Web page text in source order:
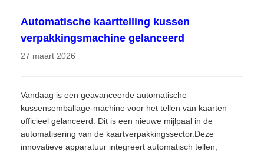
Automatische kaarttelling kussen
verpakkingsmachine gelanceerd
27 maart 2026
Vandaag is een geavanceerde automatische
kussensemballage-machine voor het tellen van kaarten
officieel gelanceerd. Dit is een nieuwe mijlpaal in de
automatisering van de kaartverpakkingssector.Deze
innovatieve apparatuur integreert automatisch tellen,